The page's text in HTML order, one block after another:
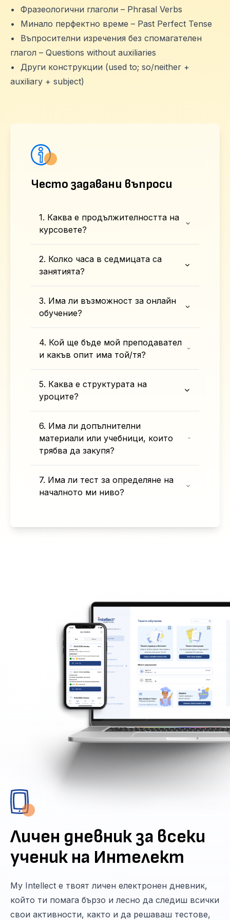
•
Фразеологични глаголи – Phrasal Verbs
•
Минало перфектно време – Past Perfect Tense
•
Въпросителни изречения без спомагателен
глагол – Questions without auxiliaries
•
Други конструкции (used to; so/neither +
auxiliary + subject)
Често задавани въпроси
1. Каква е продължителността на
курсовете?
2. Колко часа в седмицата са
занятията?
3. Има ли възможност за онлайн
обучение?
4. Кой ще бъде мой преподавател
и какъв опит има той/тя?
5. Каква е структурата на
уроците?
6. Има ли допълнителни
материали или учебници, които
трябва да закупя?
7. Има ли тест за определяне на
началното ми ниво?
Личен дневник за всеки
ученик на Интелект
My Intellect е твоят личен електронен дневник,
който ти помага бързо и лесно да следиш всички
свои активности, както и да решаваш тестове,